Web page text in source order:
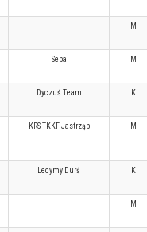
M
Seba M
Dyczuś Team K
KRS TKKF Jastrząb M
Lecymy Durś K
M